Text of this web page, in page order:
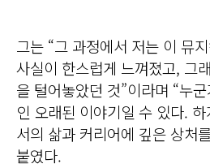
그는 “그 과정에서 저는 이 뮤
사실이 한스럽게 느껴졌고, 그
을 털어놓았던 것”이라며 “누
인 오래된 이야기일 수 있다.
서의 삶과 커리어에 깊은 상처
붙였다.